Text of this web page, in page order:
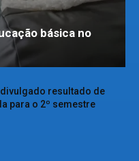
básica no
divulgado resultado de
para o 2º semestre